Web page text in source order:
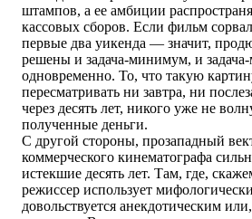
штампов, а ее амбиции
кассовых сборов. Если фильм
первые два уикенда — значит,
решены и задача-минимум, и
одновременно. То, что такую
пересматривать ни завтра, ни
через десять лет, никого уже не
полученные деньги.
С другой стороны, прозападный
коммерческого кинематографа
истекшие десять лет. Там, где,
режиссер использует
довольствуется анекдотическим